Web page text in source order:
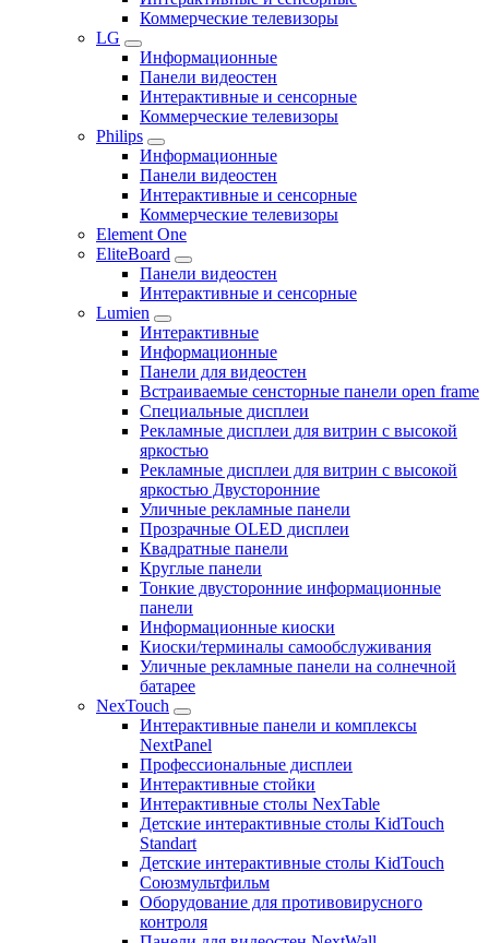
Коммерческие телевизоры
LG
Информационные
Панели видеостен
Интерактивные и сенсорные
Коммерческие телевизоры
Philips
Информационные
Панели видеостен
Интерактивные и сенсорные
Коммерческие телевизоры
Element One
EliteBoard
Панели видеостен
Интерактивные и сенсорные
Lumien
Интерактивные
Информационные
Панели для видеостен
Встраиваемые сенсторные панели open frame
Специальные дисплеи
Рекламные дисплеи для витрин с высокой
яркостью
Рекламные дисплеи для витрин с высокой
яркостью Двусторонние
Уличные рекламные панели
Прозрачные OLED дисплеи
Квадратные панели
Круглые панели
Тонкие двусторонние информационные
панели
Информационные киоски
Киоски/терминалы самообслуживания
Уличные рекламные панели на солнечной
батарее
NexTouch
Интерактивные панели и комплексы
NextPanel
Профессиональные дисплеи
Интерактивные стойки
Интерактивные столы NexTable
Детские интерактивные столы KidTouch
Standart
Детские интерактивные столы KidTouch
Союзмультфильм
Оборудование для противовирусного
контроля